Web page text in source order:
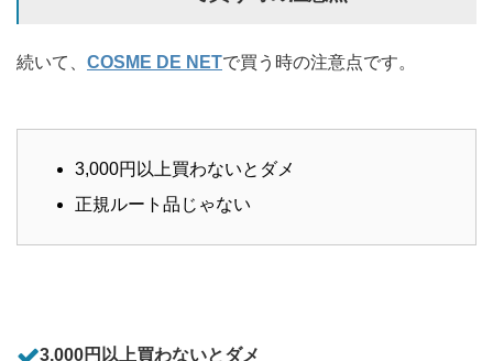
続いて、 COSME DE NETで買う時の注意点です。
3,000円以上買わないとダメ
正規ルート品じゃない
3,000円以上買わないとダメ